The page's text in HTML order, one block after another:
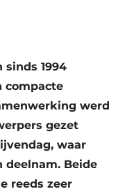
sinds 1994
compacte
werd
gezet
waar
deelnam. Beide
reeds zeer